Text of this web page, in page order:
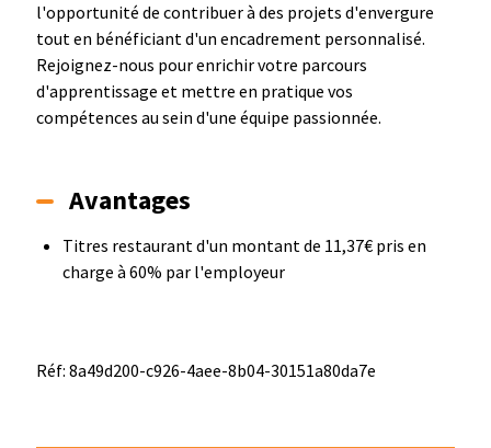
l'opportunité de contribuer à des projets d'envergure
tout en bénéficiant d'un encadrement personnalisé.
Rejoignez-nous pour enrichir votre parcours
d'apprentissage et mettre en pratique vos
compétences au sein d'une équipe passionnée.
Avantages
Titres restaurant d'un montant de 11,37€ pris en
charge à 60% par l'employeur
Réf: 8a49d200-c926-4aee-8b04-30151a80da7e